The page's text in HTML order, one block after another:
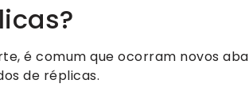
é comum que ocorram novos
de réplicas.